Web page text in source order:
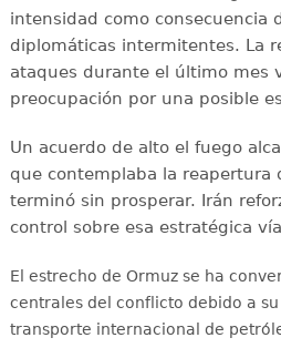
intensidad como consecuencia
diplomáticas intermitentes. La
ataques durante el último mes
preocupación por una posible
Un acuerdo de alto el fuego
que contemplaba la reapertura
terminó sin prosperar. Irán
control sobre esa estratégica
El estrecho de Ormuz se ha
centrales del conflicto debido a
transporte internacional de